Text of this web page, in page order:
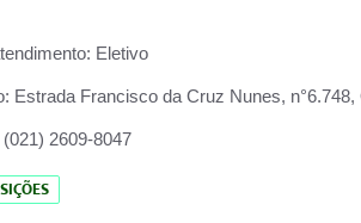
Eletivo
Estrada Francisco da Cruz Nunes,
(021) 2609-8047